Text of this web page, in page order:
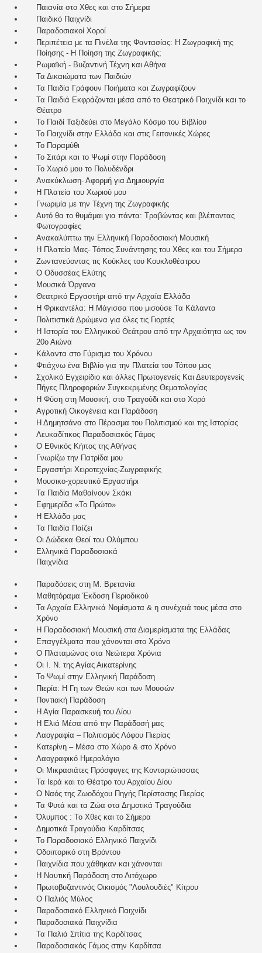
Παιανία στο Χθες και στο Σήμερα
Παιδικό Παιχνίδι
Παραδοσιακοί Χοροί
Περιπέτεια με τα Πινέλα της Φαντασίας: Η Ζωγραφική της
Ποίησης - Η Ποίηση της Ζωγραφικής;
Ρωμαϊκή - Βυζαντινή Τέχνη και Αθήνα
Τα Δικαιώματα των Παιδιών
Τα Παιδία Γράφουν Ποιήματα και Ζωγραφίζουν
Τα Παιδιά Εκφράζονται μέσα από το Θεατρικό Παιχνίδι και το
Θέατρο
Το Παιδί Ταξιδεύει στο Μεγάλο Κόσμο του Βιβλίου
Το Παιχνίδι στην Ελλάδα και στις Γειτονικές Χώρες
Το Παραμύθι
Το Σιτάρι και το Ψωμί στην Παράδοση
Το Χωριό μου το Πολυδένδρι
Ανακύκλωση- Αφορμή για Δημιουργία
Η Πλατεία του Χωριού μου
Γνωριμία με την Τέχνη της Ζωγραφικής
Αυτό θα το θυμάμαι για πάντα: Τραβώντας και βλέποντας
Φωτογραφίες
Ανακαλύπτω την Ελληνική Παραδοσιακή Μουσική
Η Πλατεία Μας- Τόπος Συνάντησης του Χθες και του Σήμερα
Ζωντανεύοντας τις Κούκλες του Κουκλοθέατρου
Ο Οδυσσέας Ελύτης
Μουσικά Όργανα
Θεατρικό Εργαστήρι από την Αρχαία Ελλάδα
Η Φρικαντέλα: Η Μάγισσα που μισούσε Τα Κάλαντα
Πολιτιστικά Δρώμενα για όλες τις Γιορτές
Η Ιστορία του Ελληνικού Θεάτρου από την Αρχαιότητα ως τον
20ο Αιώνα
Κάλαντα στο Γύρισμα του Χρόνου
Φτιάχνω ένα Βιβλίο για την Πλατεία του Τόπου μας
Σχολικό Εγχειρίδιο και άλλες Πρωτογενείς Και Δευτερογενείς
Πήγες Πληροφοριών Συγκεκριμένης Θεματολογίας
Η Φύση στη Μουσική, στο Τραγούδι και στο Χορό
Αγροτική Οικογένεια και Παράδοση
Η Δημητσάνα στο Πέρασμα του Πολιτισμού και της Ιστορίας
Λευκαδίτικος Παραδοσιακός Γάμος
Ο Εθνικός Κήπος της Αθήνας
Γνωρίζω την Πατρίδα μου
Εργαστήρι Χειροτεχνίας-Ζωγραφικής
Μουσικο-χορευτικό Εργαστήρι
Τα Παιδία Μαθαίνουν Σκάκι
Εφημερίδα «Το Πρώτο»
Η Ελλάδα μας
Τα Παιδία Παίζει
Οι Δώδεκα Θεοί του Ολύμπου
Ελληνικά Παραδοσιακά
Παιχνίδια
Παραδόσεις στη Μ. Βρετανία
Μαθητόραμα Έκδοση Περιοδικού
Τα Αρχαία Ελληνικά Νομίσματα & η συνέχειά τους μέσα στο
Χρόνο
Η Παραδοσιακή Μουσική στα Διαμερίσματα της Ελλάδας
Επαγγέλματα που χάνονται στο Χρόνο
Ο Πλαταμώνας στα Νεώτερα Χρόνια
Οι Ι. Ν. της Αγίας Αικατερίνης
Το Ψωμί στην Ελληνική Παράδοση
Πιερία: Η Γη των Θεών και των Μουσών
Ποντιακή Παράδοση
Η Αγία Παρασκευή του Δίου
Η Ελιά Μέσα από την Παράδοσή μας
Λαογραφία – Πολιτισμός Λόφου Πιερίας
Κατερίνη – Μέσα στο Χώρο & στο Χρόνο
Λαογραφικό Ημερολόγιο
Οι Μικρασιάτες Πρόσφυγες της Κονταριώτισσας
Τα Ιερά και το Θέατρο του Αρχαίου Δίου
Ο Ναός της Ζωοδόχου Πηγής Περίστασης Πιερίας
Τα Φυτά και τα Ζώα στα Δημοτικά Τραγούδια
Όλυμπος : Το Χθες και το Σήμερα
Δημοτικά Τραγούδια Καρδίτσας
Το Παραδοσιακό Ελληνικό Παιχνίδι
Οδοιπορικό στη Βρόντου
Παιχνίδια που χάθηκαν και χάνονται
Η Ναυτική Παράδοση στο Λιτόχωρο
Πρωτοβυζαντινός Οικισμός "Λουλουδιές" Κίτρου
Ο Παλιός Μύλος
Παραδοσιακό Ελληνικό Παιχνίδι
Παραδοσιακά Παιχνίδια
Τα Παλιά Σπίτια της Καρδίτσας
Παραδοσιακός Γάμος στην Καρδίτσα